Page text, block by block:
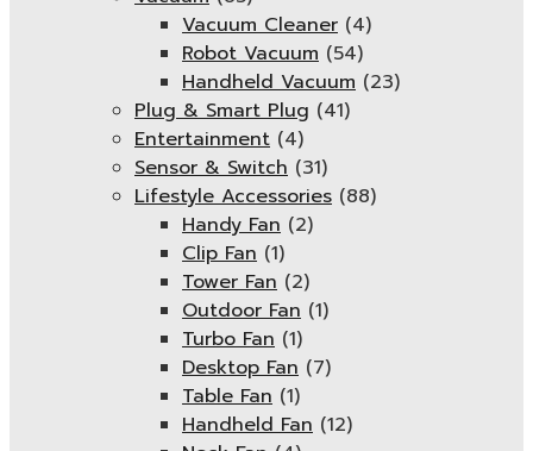
Vacuum Cleaner (4)
Robot Vacuum (54)
Handheld Vacuum (23)
Plug & Smart Plug (41)
Entertainment (4)
Sensor & Switch (31)
Lifestyle Accessories (88)
Handy Fan (2)
Clip Fan (1)
Tower Fan (2)
Outdoor Fan (1)
Turbo Fan (1)
Desktop Fan (7)
Table Fan (1)
Handheld Fan (12)